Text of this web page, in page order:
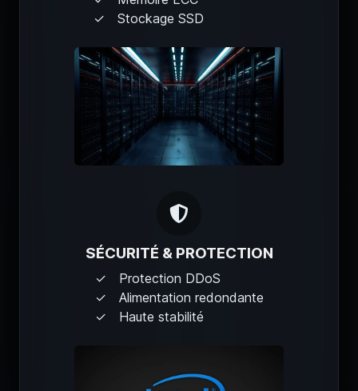
Stockage SSD
SÉCURITÉ & PROTECTION
Protection DDoS
Alimentation redondante
Haute stabilité